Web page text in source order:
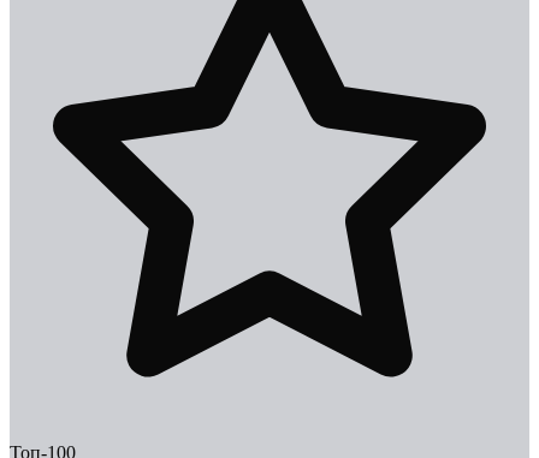
Топ-100